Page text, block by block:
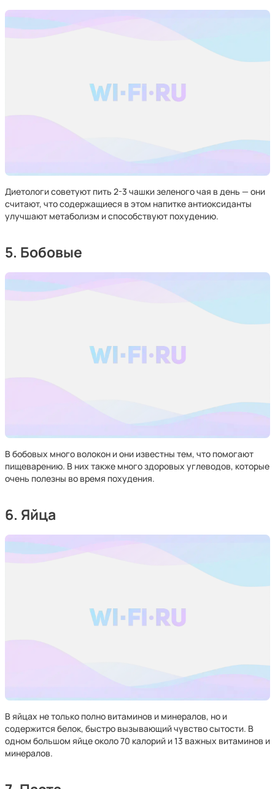
Диетологи советуют пить 2-3 чашки зеленого чая в день — они
считают, что содержащиеся в этом напитке антиоксиданты
улучшают метаболизм и способствуют похудению.
5. Бобовые
В бобовых много волокон и они известны тем, что помогают
пищеварению. В них также много здоровых углеводов, которые
очень полезны во время похудения.
6. Яйца
В яйцах не только полно витаминов и минералов, но и
содержится белок, быстро вызывающий чувство сытости. В
одном большом яйце около 70 калорий и 13 важных витаминов и
минералов.